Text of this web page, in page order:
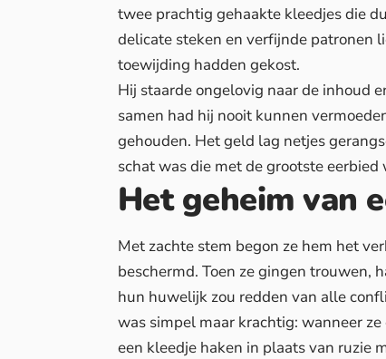
twee prachtig gehaakte kleedjes die
delicate steken en verfijnde patronen
toewijding hadden gekost.
Hij staarde ongelovig naar de inhoud
samen had hij nooit kunnen
gehouden. Het geld lag netjes
schat was die met de grootste eerbied
Het geheim van
Met zachte stem begon ze hem het
beschermd. Toen ze gingen trouwen,
hun huwelijk zou redden van alle
was simpel maar krachtig: wanneer
een kleedje haken in plaats van ruzie